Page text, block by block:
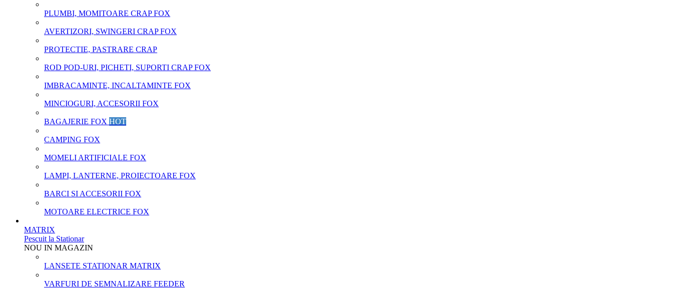
PLUMBI, MOMITOARE CRAP FOX
AVERTIZORI, SWINGERI CRAP FOX
PROTECTIE, PASTRARE CRAP
ROD POD-URI, PICHETI, SUPORTI CRAP FOX
IMBRACAMINTE, INCALTAMINTE FOX
MINCIOGURI, ACCESORII FOX
BAGAJERIE FOX HOT
CAMPING FOX
MOMELI ARTIFICIALE FOX
LAMPI, LANTERNE, PROIECTOARE FOX
BARCI SI ACCESORII FOX
MOTOARE ELECTRICE FOX
MATRIX
Pescuit la Stationar
NOU IN MAGAZIN
LANSETE STATIONAR MATRIX
VARFURI DE SEMNALIZARE FEEDER